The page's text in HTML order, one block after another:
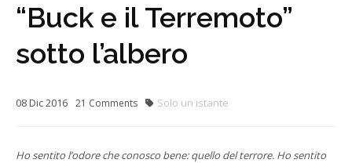
“Buck e il Terremoto”
sotto l’albero
08Dic2016 21 Comments Solo un istante
Ho sentito l’odore che conosco bene: quello del terrore. Ho sentito